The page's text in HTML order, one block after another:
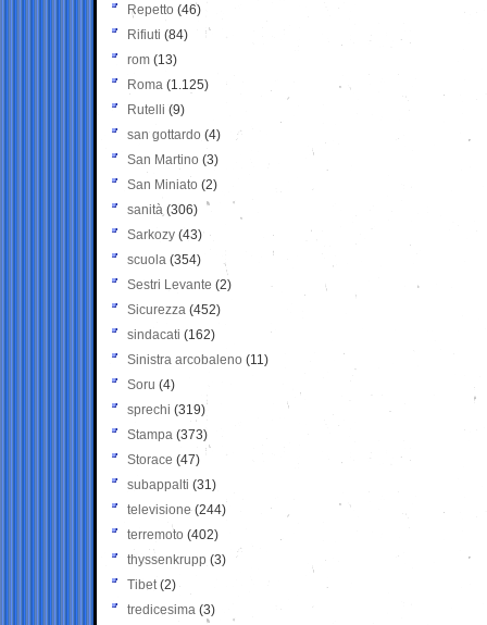
Repetto (46)
Rifiuti (84)
rom (13)
Roma (1.125)
Rutelli (9)
san gottardo (4)
San Martino (3)
San Miniato (2)
sanità (306)
Sarkozy (43)
scuola (354)
Sestri Levante (2)
Sicurezza (452)
sindacati (162)
Sinistra arcobaleno (11)
Soru (4)
sprechi (319)
Stampa (373)
Storace (47)
subappalti (31)
televisione(244)
terremoto (402)
thyssenkrupp (3)
Tibet(2)
tredicesima (3)